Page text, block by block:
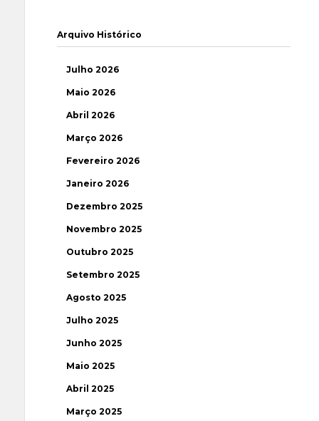
Arquivo Histórico
Julho 2026
Maio 2026
Abril 2026
Março 2026
Fevereiro 2026
Janeiro 2026
Dezembro 2025
Novembro 2025
Outubro 2025
Setembro 2025
Agosto 2025
Julho 2025
Junho 2025
Maio 2025
Abril 2025
Março 2025